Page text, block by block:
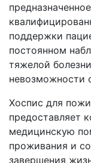
поддержки
постоянном
тяжелой
невозможности
Хоспис для
предоставляет
медицинскую
проживания и
завершения